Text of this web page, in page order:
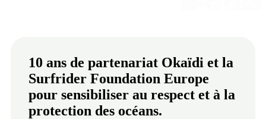
10 ans de partenariat Okaïdi et la
Surfrider Foundation Europe
pour sensibiliser au respect et à la
protection des océans.